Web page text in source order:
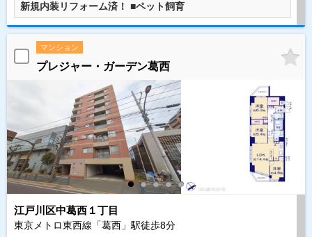
新規内装リフォーム済！ ■ペット飼育
マンション
プレジャー・ガーデン葛西
江戸川区中葛西１丁目
東京メトロ東西線「葛西」駅徒歩8分